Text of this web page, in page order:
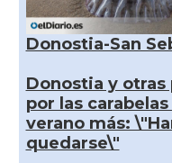
Donostia-San
Donostia y otras
por las
verano más:
quedarse\"